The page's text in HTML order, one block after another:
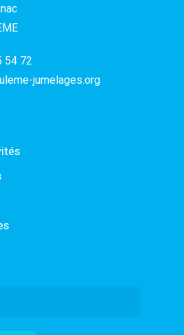
54 72
jumelages.org